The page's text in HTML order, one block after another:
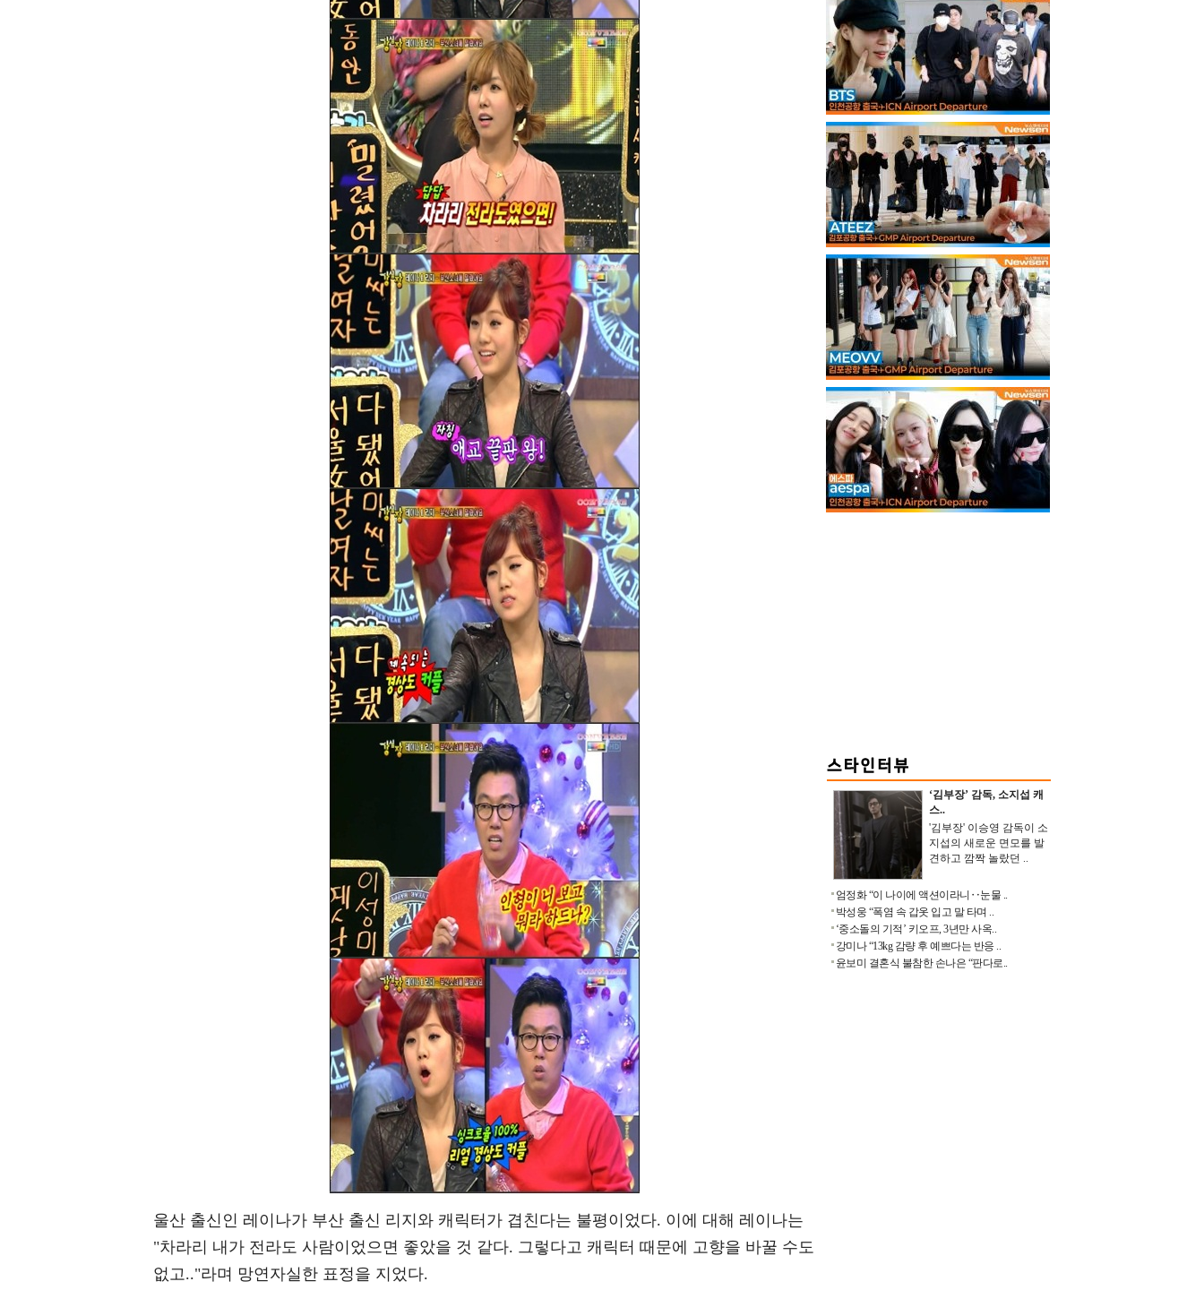
울산 출신인 레이나가 부산 출신 리지와 캐릭터가 겹친다는 불평이었다. 이에 대해 레이나는
"차라리 내가 전라도 사람이었으면 좋았을 것 같다. 그렇다고 캐릭터 때문에 고향을 바꿀 수도
없고.."라며 망연자실한 표정을 지었다.
‘김부장’ 감독, 소지섭 캐
스..
'김부장' 이승영 감독이 소
지섭의 새로운 면모를 발
견하고 깜짝 놀랐던 ..
엄정화 “이 나이에 액션이라니‥눈물 ..
박성웅 “폭염 속 갑옷 입고 말 타며 ..
‘중소돌의 기적’ 키오프, 3년만 사옥..
강미나 “13kg 감량 후 예쁘다는 반응 ..
윤보미 결혼식 불참한 손나은 “판다로..